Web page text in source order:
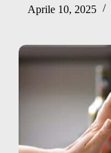
Aprile 10, 2025